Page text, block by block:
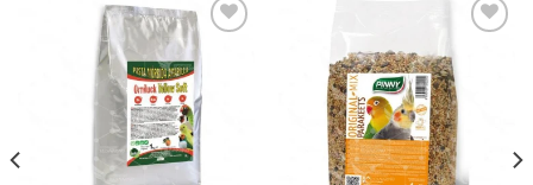
Añadir
lista de
deseos